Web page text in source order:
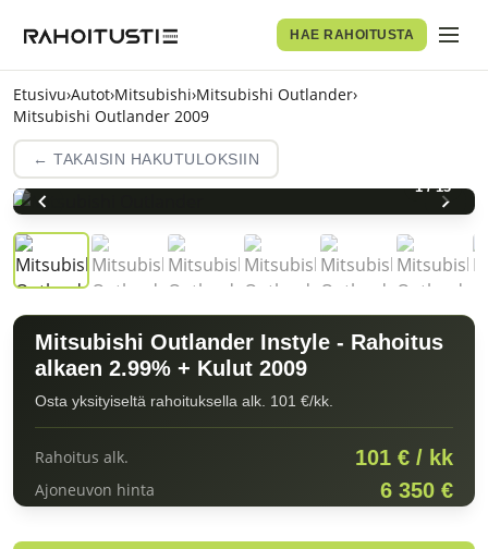
HAE RAHOITUSTA
Etusivu›Autot›Mitsubishi›Mitsubishi Outlander›
Mitsubishi Outlander 2009
← TAKAISIN HAKUTULOKSIIN
1/13
Mitsubishi Outlander Instyle - Rahoitus
alkaen 2.99% + Kulut 2009
Osta yksityiseltä rahoituksella alk. 101 €/kk.
Rahoitus alk. 101 € / kk
Ajoneuvon hinta 6 350 €